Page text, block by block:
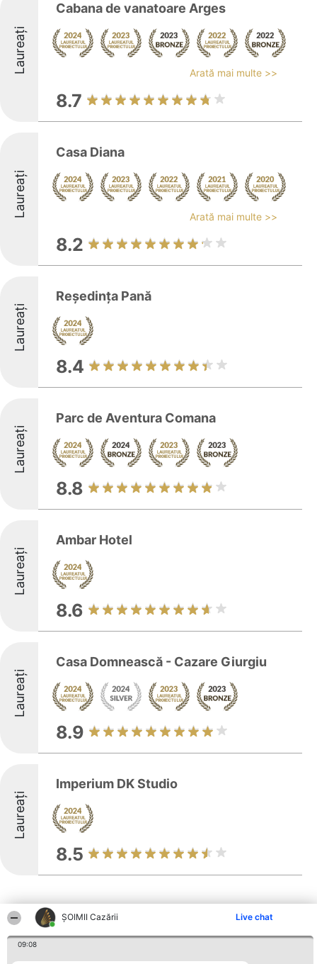
ȘOIMII Cazării Live chat
09:08
Laureați
Cabana de vanatoare Arges
Arată mai multe >>
8.7
Laureați
Casa Diana
Arată mai multe >>
8.2
Laureați
Reședința Pană
8.4
Laureați
Parc de Aventura Comana
8.8
Laureați
Ambar Hotel
8.6
Laureați
Casa Domnească - Cazare Giurgiu
8.9
Laureați
Imperium DK Studio
8.5
Alte firme din zonă